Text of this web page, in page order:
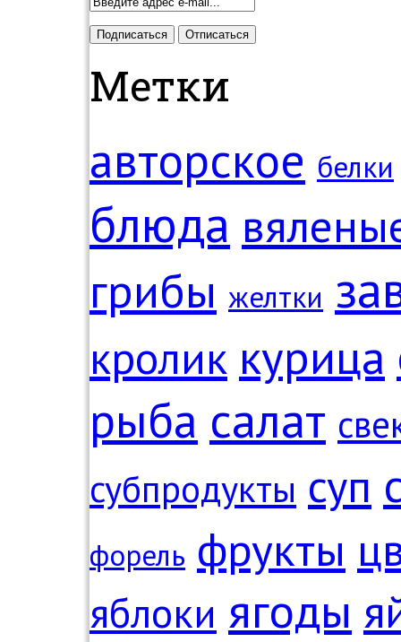
Метки
авторское белки
блюда
грибы желтки
кролик курица
рыба салат
субпродукты суп
форель фрукты
яблоки ягоды